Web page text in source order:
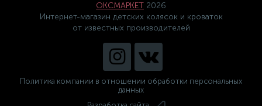
ОКСМАРКЕТ 2026
Интернет-магазин детских колясок и кроваток
от известных производителей
Политика компании в отношении обработки персональных
данных